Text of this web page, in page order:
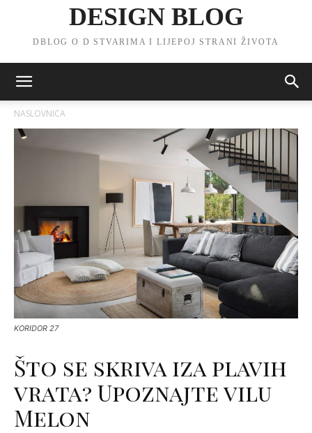
DESIGN BLOG
DBLOG O D STVARIMA I LIJEPOJ STRANI ŽIVOTA
NASLOVNICA
KORIDOR 27
Što se skriva iza plavih
vrata? Upoznajte vilu
Melon